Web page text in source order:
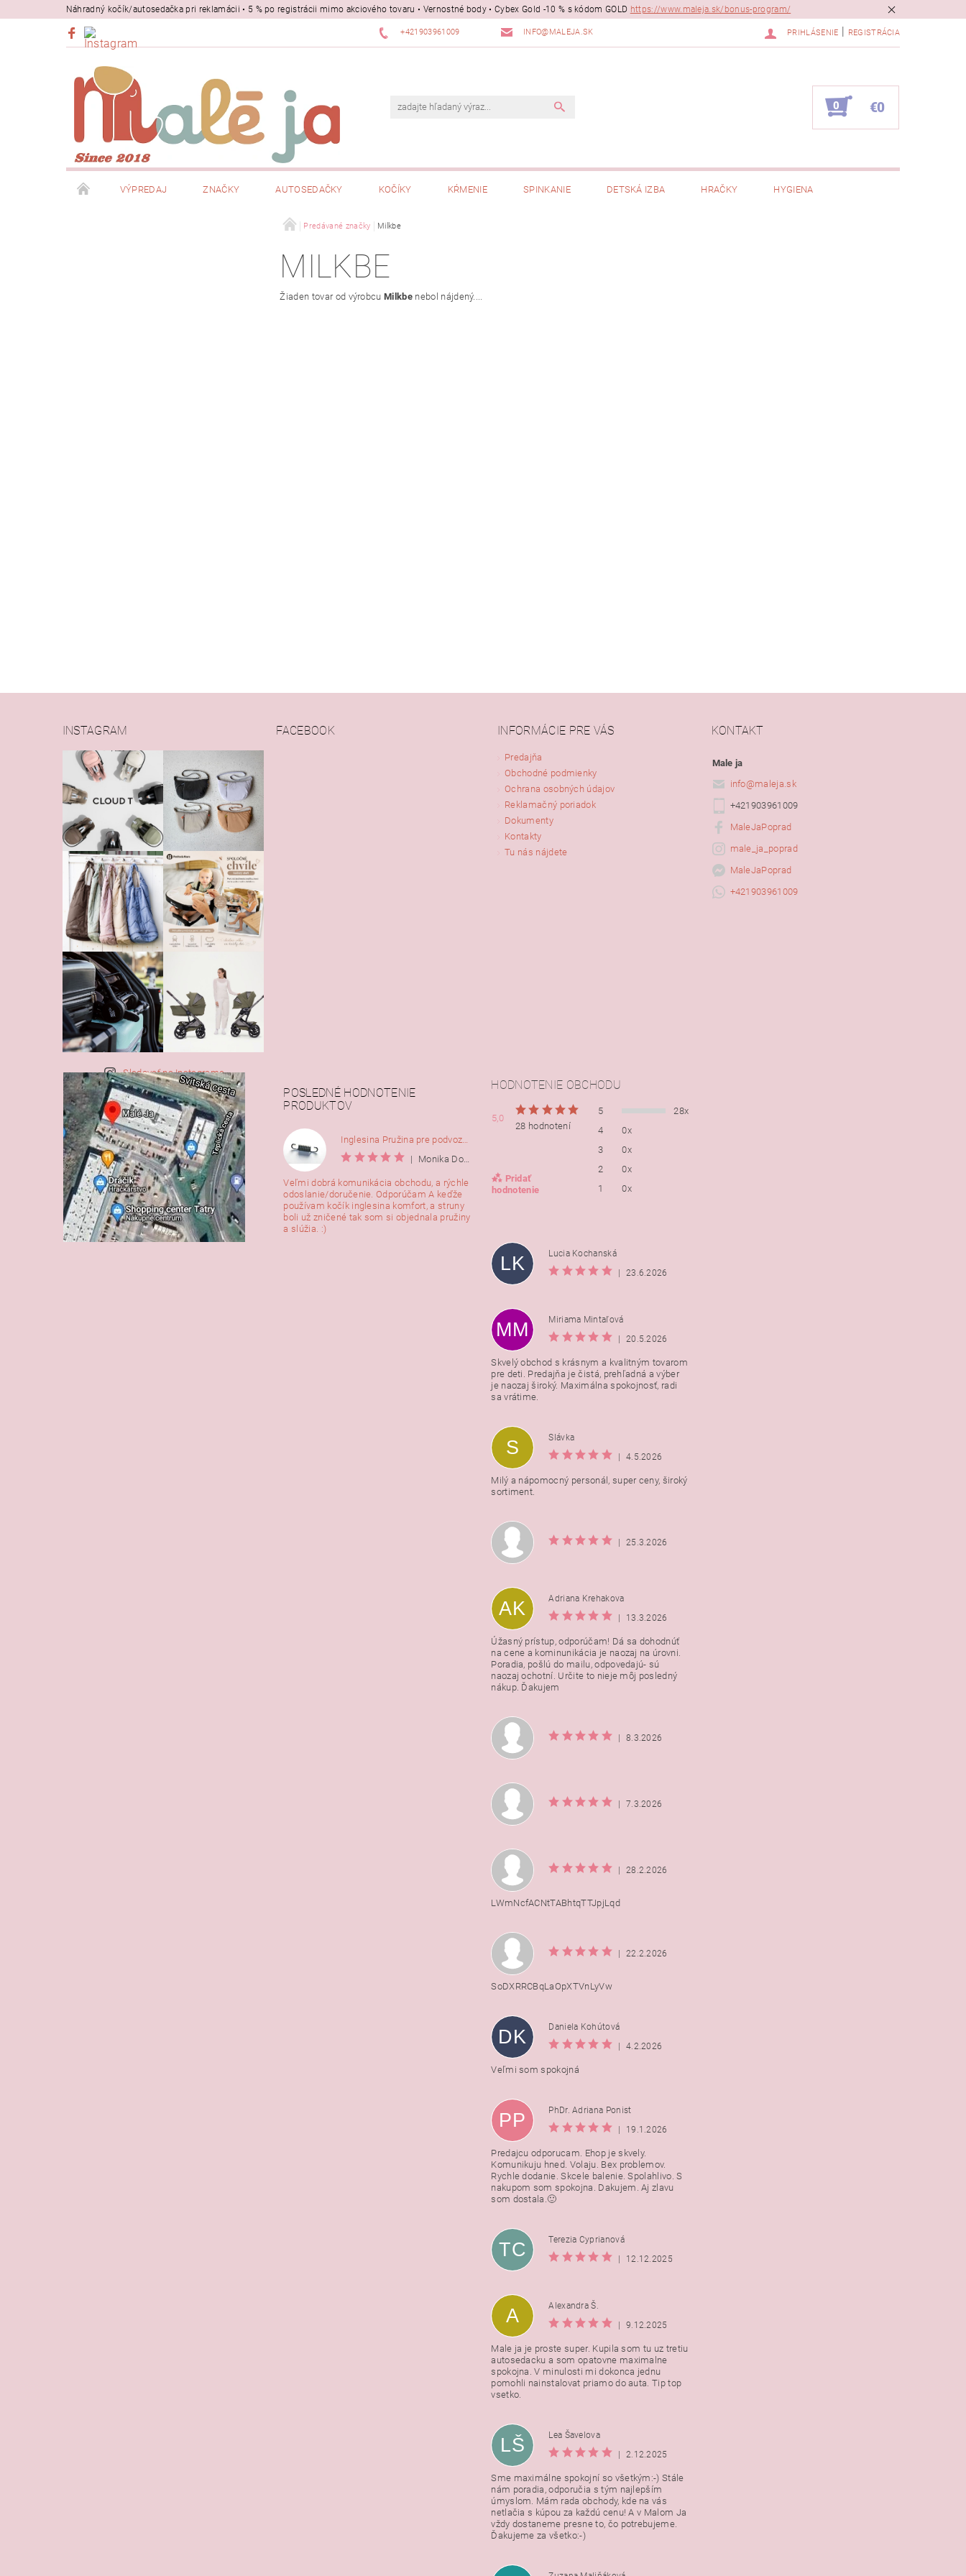
Náhradný kočík/autosedačka pri reklamácii • 5 % po registrácii mimo akciového tovaru • Vernostné body • Cybex Gold -10 % s kódom GOLD https://www.maleja.sk/bonus-program/
+421903961009 INFO@MALEJA.SK PRIHLÁSENIE REGISTRÁCIA
0 €0
VÝPREDAJ ZNAČKY AUTOSEDAČKY KOČÍKY KŔMENIE SPINKANIE DETSKÁ IZBA HRAČKY HYGIENA
Predávané značky Milkbe
MILKBE
Žiaden tovar od výrobcuMilkbe nebol nájdený....
INSTAGRAM
Sledovať na Instagrame
FACEBOOK INFORMÁCIE PRE VÁS
Predajňa
Obchodné podmienky
Ochrana osobných údajov
Reklamačný poriadok
Dokumenty
Kontakty
Tu nás nájdete
KONTAKT
Male ja
info@maleja.sk
+421903961009
MaleJaPoprad
male_ja_poprad
MaleJaPoprad
+421903961009
POSLEDNÉ HODNOTENIE
PRODUKTOV
Inglesina Pružina pre podvozok Comfort, 2ks
|
Monika Dorušáková
Veľmi dobrá komunikácia obchodu, a rýchle
odoslanie/doručenie. Odporúčam A keďže
používam kočík inglesina komfort, a struny
boli už zničené tak som si objednala pružiny
a slúžia. :)
HODNOTENIE OBCHODU
5,0
28 hodnotení
Pridať
hodnotenie
5
28x
4
0x
3
0x
2
0x
1
0x
Vložením hodnotenie súhlasíte s
podmienkami ochrany osobných
LK
Lucia Kochanská
23.6.2026
MM
Miriama Mintaľová
20.5.2026
Skvelý obchod s krásnym a kvalitným tovarom
pre deti. Predajňa je čistá, prehľadná a výber
je naozaj široký. Maximálna spokojnosť, radi
sa vrátime.
S
Slávka
4.5.2026
Milý a nápomocný personál, super ceny, široký
sortiment.
25.3.2026
AK
Adriana Krehakova
13.3.2026
Úžasný prístup, odporúčam! Dá sa dohodnúť
na cene a kominunikácia je naozaj na úrovni.
Poradia, pošlú do mailu, odpovedajú- sú
naozaj ochotní. Určite to nieje môj posledný
nákup. Ďakujem
8.3.2026
7.3.2026
28.2.2026
LWmNcfACNtTABhtqTTJpjLqd
22.2.2026
SoDXRRCBqLaOpXTVnLyVw
DK
Daniela Kohútová
4.2.2026
Veľmi som spokojná
PP
PhDr. Adriana Ponist
19.1.2026
Predajcu odporucam. Ehop je skvely.
Komunikuju hned. Volaju. Bex problemov.
Rychle dodanie. Skcele balenie. Spolahlivo. S
nakupom som spokojna. Dakujem. Aj zlavu
som dostala.🙂
TC
Terezia Cyprianová
12.12.2025
A
Alexandra Š.
9.12.2025
Male ja je proste super. Kupila som tu uz tretiu
autosedacku a som opatovne maximalne
spokojna. V minulosti mi dokonca jednu
pomohli nainstalovat priamo do auta. Tip top
vsetko.
LŠ
Lea Šavelova
2.12.2025
Sme maximálne spokojní so všetkým:-) Stále
nám poradia, odporučia s tým najlepším
úmyslom. Mám rada obchody, kde na vás
netlačia s kúpou za každú cenu! A v Malom Ja
vždy dostaneme presne to, čo potrebujeme.
Ďakujeme za všetko:-)